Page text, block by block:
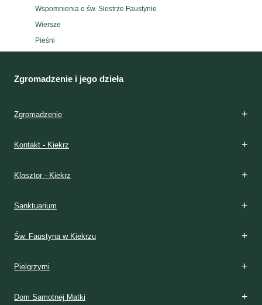
Wspomnienia o św. Siostrze Faustynie
Wiersze
Pieśni
Zgromadzenie i jego dzieła
Zgromadzenie
Kontakt - Kiekrz
Klasztor - Kiekrz
Sanktuarium
Św. Faustyna w Kiekrzu
Pielgrzymi
Dom Samotnej Matki